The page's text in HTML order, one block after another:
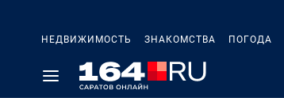
НЕДВИЖИМОСТЬ ЗНАКОМСТВА ПОГОДА